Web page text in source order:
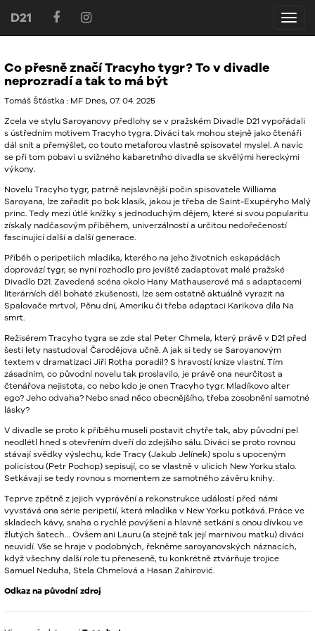
D21
D21
Co přesně značí Tracyho tygr? To v divadle
neprozradí a tak to má být
Tomáš Šťástka : MF Dnes, 07. 04. 2025
Zcela ve stylu Saroyanovy předlohy se v pražském Divadle D21 vypořádali
s ústředním motivem Tracyho tygra. Diváci tak mohou stejně jako čtenáři
dál snít a přemýšlet, co touto metaforou vlastně spisovatel myslel. A navíc
se při tom pobaví u svižného kabaretního divadla se skvělými hereckými
výkony.
Novelu Tracyho tygr, patrně nejslavnější počin spisovatele Williama
Saroyana, lze zařadit po bok klasik, jakou je třeba de Saint-Exupéryho Malý
princ. Tedy mezi útlé knížky s jednoduchým dějem, které si svou popularitu
získaly nadčasovým příběhem, univerzálností a určitou nedořečeností
fascinující další a další generace.
Příběh o peripetiích mladíka, kterého na jeho životních eskapádách
doprovází tygr, se nyní rozhodlo pro jeviště zadaptovat malé pražské
Divadlo D21. Zavedená scéna okolo Hany Mathauserové má s adaptacemi
literárních děl bohaté zkušenosti, lze sem ostatně aktuálně vyrazit na
Spalovače mrtvol, Pěnu dní, Ameriku či třeba adaptaci Karikova díla Na
smrt.
Režisérem Tracyho tygra se zde stal Peter Chmela, který právě v D21 před
šesti lety nastudoval Čarodějova učně. A jak si tedy se Saroyanovým
textem v dramatizaci Jiří Rotha poradil? S hravostí knize vlastní. Tím
zásadním, co původní novelu tak proslavilo, je právě ona neurčitost a
čtenářova nejistota, co nebo kdo je onen Tracyho tygr. Mladíkovo alter
ego? Jeho odvaha? Nebo snad něco obecnějšího, třeba zosobnění samotné
lásky?
V divadle se proto k příběhu museli postavit chytře tak, aby původní pel
neodlétl hned s otevřením dveří do zdejšího sálu. Diváci se proto rovnou
stávají svědky výslechu, kde Tracy (Jakub Jelínek) spolu s upoceným
policistou (Petr Pochop) sepisují, co se vlastně v ulicích New Yorku stalo.
Setkávají se tedy rovnou s momentem ze samotného závěru knihy.
Teprve zpětně z jejich vyprávění a rekonstrukce událostí před námi
vyvstává ona série peripetií, která mladíka v New Yorku potkává. Práce ve
skladech kávy, snaha o rychlé povýšení a hlavně setkání s onou dívkou ve
žlutých šatech… Ovšem ani Lauru (a stejně tak její marnivou matku) diváci
neuvidí. Vše se hraje v podobných, řekněme saroyanovských náznacích,
když všechny další role tu přeneseně, tu konkrétně ztvárňuje trojice
Samuel Neduha, Stela Chmelová a Hasan Zahirović.
Odkaz na původní zdroj